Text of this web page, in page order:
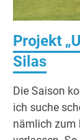
Projekt
Silas
Die Saison
ich suche
nämlich zum